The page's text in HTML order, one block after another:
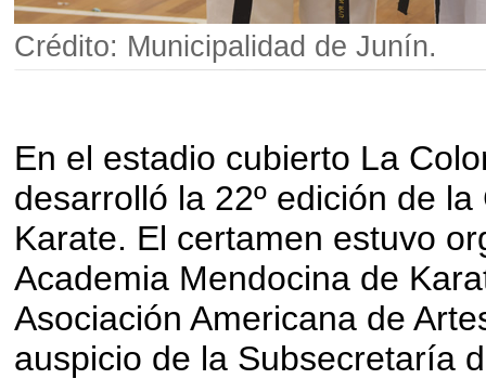
Crédito: Municipalidad de Junín.
En el estadio cubierto La
desarrolló la 22º edición de
Karate. El certamen estuvo
Academia Mendocina de
Asociación Americana de
auspicio de la Subsecretaría